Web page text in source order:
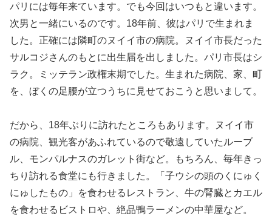
パリには毎年来ています。でも今回はいつもと違います。
次男と一緒にいるのです。18年前、彼はパリで生まれま
した。正確には隣町のヌイイ市の病院。ヌイイ市長だった
サルコジさんのもとに出生届を出しました。パリ市長はシ
ラク。ミッテラン政権末期でした。生まれた病院、家、町
を、ぼくの足腰が立つうちに見せておこうと思いまして。
だから、18年ぶりに訪れたところもあります。ヌイイ市
の病院、観光客があふれているので敬遠していたルーブ
ル、モンパルナスのガレット街など。もちろん、毎年きっ
ちり訪れる食堂にも行きました。「子ウシの頭のくにゅく
にゅしたもの」を食わせるレストラン、牛の腎臓とカエル
を食わせるビストロや、絶品鴨ラーメンの中華屋など。